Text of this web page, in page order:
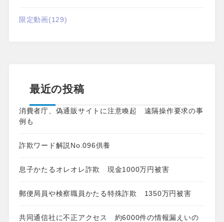
限定動画(129)
最近の投稿
消費者庁、偽通販サイトに注意喚起 遠隔操作要求の事
例も
詐欺ワード解説No.096供養
息子かたるオレオレ詐欺 現金1000万円被害
郵便局員や検察職員かたる特殊詐欺 1350万円被害
共同通信社に不正アクセス 約6000件の情報漏えいの